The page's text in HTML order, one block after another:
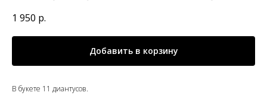
1 950 р.
Добавить в корзину
В букете 11 диантусов.